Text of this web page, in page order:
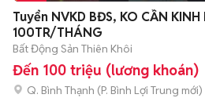
Tuyển NVKD BĐS, KO CẦN
100TR/THÁNG
Bất Động Sản Thiên Khôi
Đến 100 triệu (lương khoán)
Q. Bình Thạnh (P. Bình Lợi Trung mới)